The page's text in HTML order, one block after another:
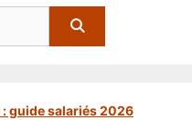
guide salariés 2026